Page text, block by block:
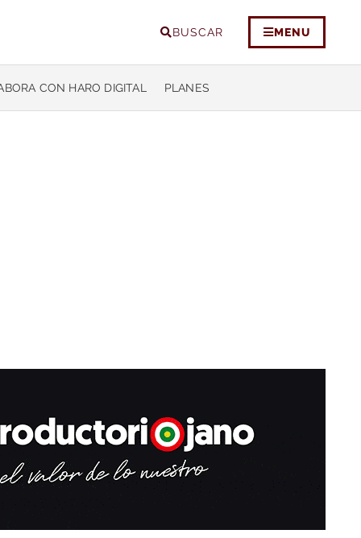
BUSCAR MENU
CON HARO DIGITAL PLANES